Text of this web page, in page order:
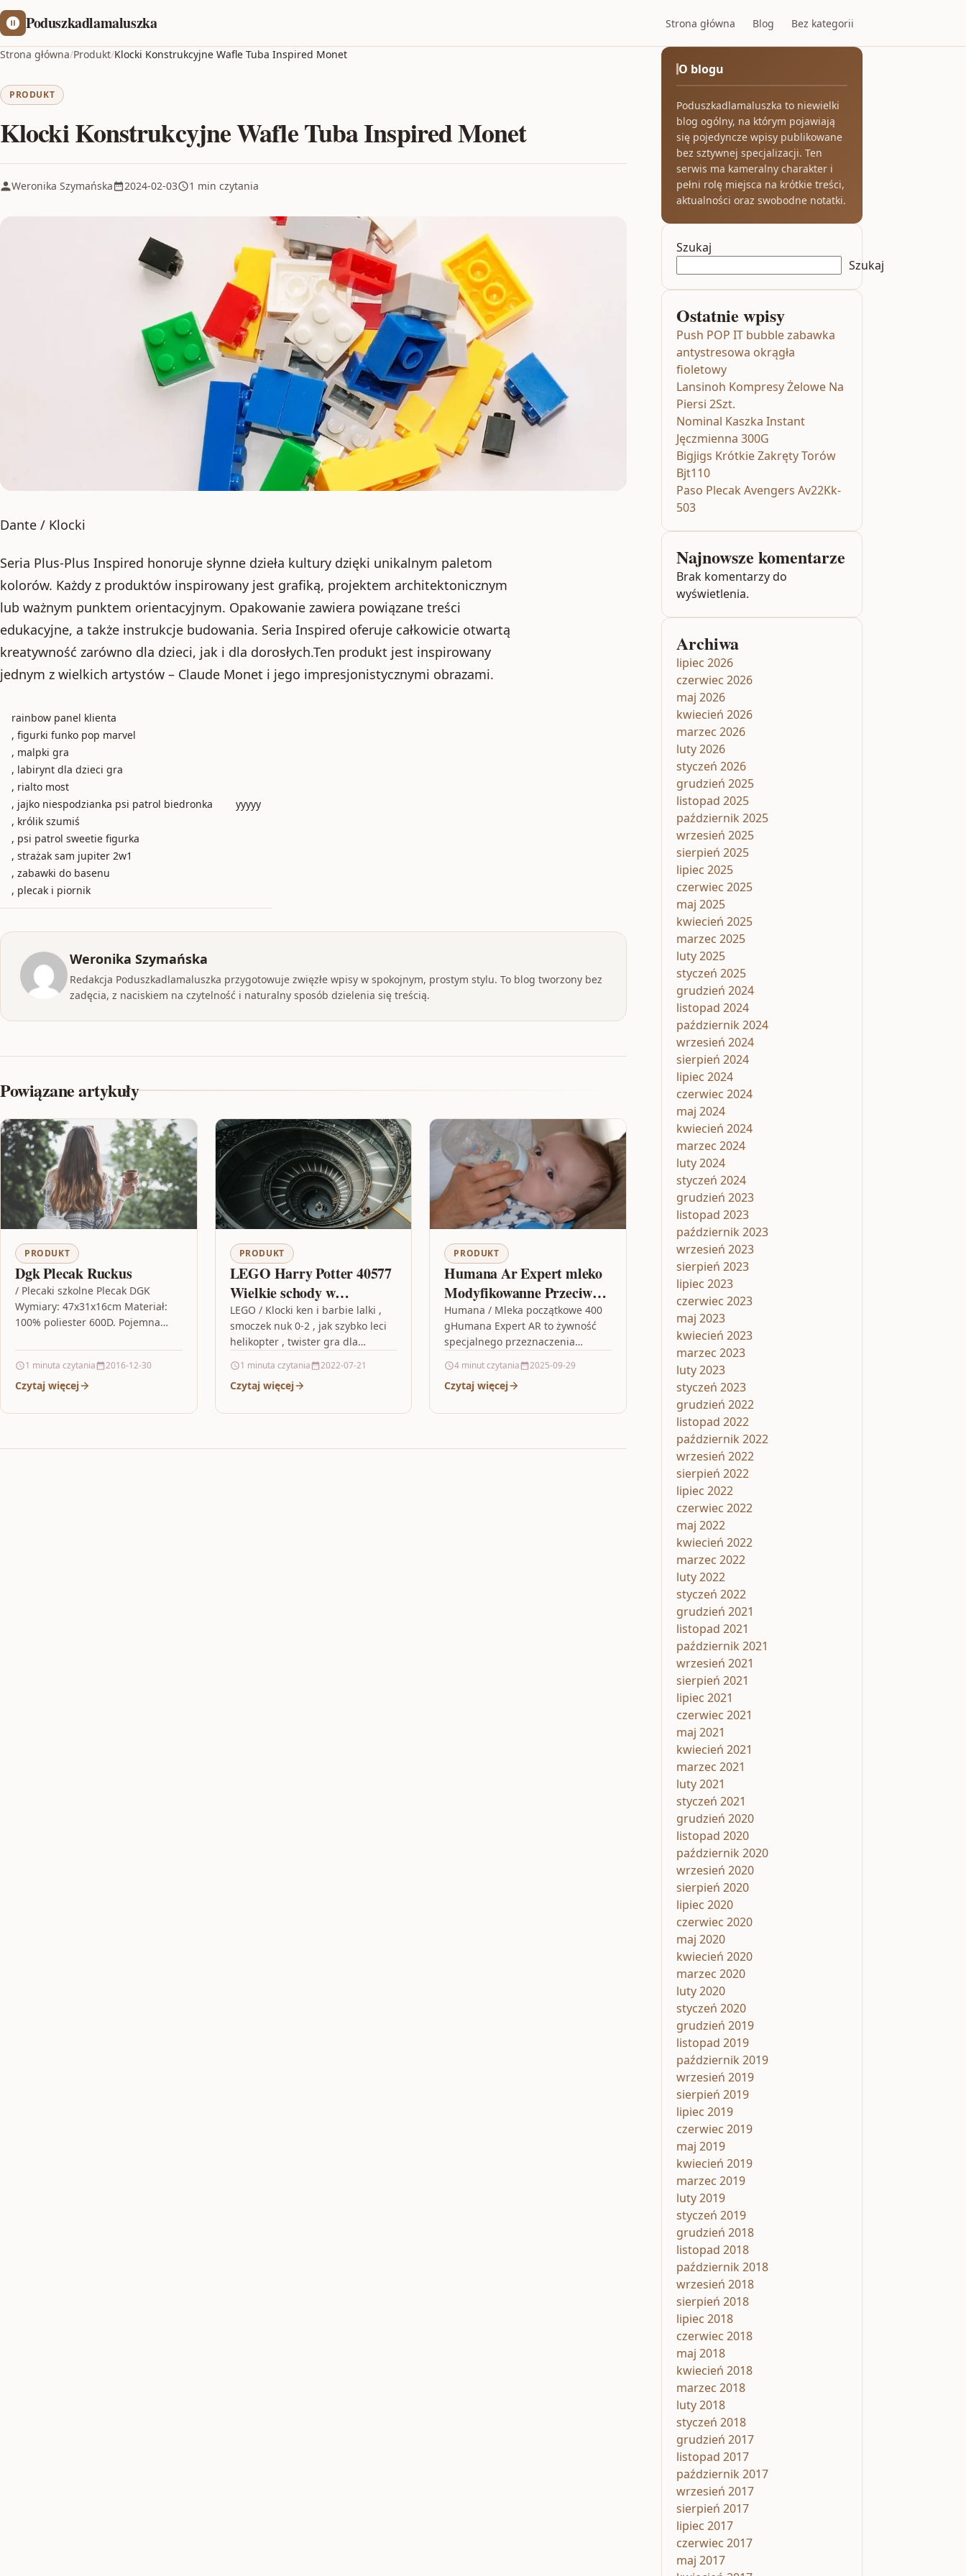
Poduszkadlamaluszka Strona główna Blog Bez kategorii
Strona główna/Produkt/Klocki Konstrukcyjne Wafle Tuba Inspired Monet
PRODUKT
Klocki Konstrukcyjne Wafle Tuba Inspired Monet
Weronika Szymańska 2024-02-03 1 min czytania
Dante / Klocki
Seria Plus-Plus Inspired honoruje słynne dzieła kultury dzięki unikalnym paletom
kolorów. Każdy z produktów inspirowany jest grafiką, projektem architektonicznym
lub ważnym punktem orientacyjnym. Opakowanie zawiera powiązane treści
edukacyjne, a także instrukcje budowania. Seria Inspired oferuje całkowicie otwartą
kreatywność zarówno dla dzieci, jak i dla dorosłych.Ten produkt jest inspirowany
jednym z wielkich artystów – Claude Monet i jego impresjonistycznymi obrazami.
rainbow panel klienta
, figurki funko pop marvel
, malpki gra
, labirynt dla dzieci gra
, rialto most
, jajko niespodzianka psi patrol biedronka
, królik szumiś
, psi patrol sweetie figurka
, strażak sam jupiter 2w1
, zabawki do basenu
, plecak i piornik
yyyyy
Weronika Szymańska
Redakcja Poduszkadlamaluszka przygotowuje zwięzłe wpisy w spokojnym, prostym stylu. To blog tworzony bez
zadęcia, z naciskiem na czytelność i naturalny sposób dzielenia się treścią.
Powiązane artykuły
PRODUKT
Dgk Plecak Ruckus
/ Plecaki szkolne Plecak DGK
Wymiary: 47x31x16cm Materiał:
100% poliester 600D. Pojemna
na suwak. Dwie boczne kieszenie
z elastyczną lamówką…
1 minuta czytania 2016-12-30
Czytaj więcej
PRODUKT
LEGO Harry Potter 40577
Wielkie schody w
Hogwarcie
LEGO / Klocki ken i barbie lalki ,
smoczek nuk 0-2 , jak szybko leci
helikopter , twister gra dla
1 minuta czytania 2022-07-21
Czytaj więcej
PRODUKT
Humana Ar Expert mleko
Modyfikowanne Przeciw
Ulewaniom Od Urodzenia
400g
Humana / Mleka początkowe 400
gHumana Expert AR to żywność
specjalnego przeznaczenia
niemowląt od urodzenia. Produkt
przeznaczony jest do
4 minut czytania 2025-09-29
Czytaj więcej
O blogu
Poduszkadlamaluszka to niewielki
blog ogólny, na którym pojawiają
się pojedyncze wpisy publikowane
bez sztywnej specjalizacji. Ten
serwis ma kameralny charakter i
pełni rolę miejsca na krótkie treści,
aktualności oraz swobodne notatki.
Szukaj
Szukaj
Ostatnie wpisy
Push POP IT bubble zabawka
antystresowa okrągła
fioletowy
Lansinoh Kompresy Żelowe Na
Piersi 2Szt.
Nominal Kaszka Instant
Jęczmienna 300G
Bigjigs Krótkie Zakręty Torów
Bjt110
Paso Plecak Avengers Av22Kk-
503
Najnowsze komentarze
Brak komentarzy do
wyświetlenia.
Archiwa
lipiec 2026
czerwiec 2026
maj 2026
kwiecień 2026
marzec 2026
luty 2026
styczeń 2026
grudzień 2025
listopad 2025
październik 2025
wrzesień 2025
sierpień 2025
lipiec 2025
czerwiec 2025
maj 2025
kwiecień 2025
marzec 2025
luty 2025
styczeń 2025
grudzień 2024
listopad 2024
październik 2024
wrzesień 2024
sierpień 2024
lipiec 2024
czerwiec 2024
maj 2024
kwiecień 2024
marzec 2024
luty 2024
styczeń 2024
grudzień 2023
listopad 2023
październik 2023
wrzesień 2023
sierpień 2023
lipiec 2023
czerwiec 2023
maj 2023
kwiecień 2023
marzec 2023
luty 2023
styczeń 2023
grudzień 2022
listopad 2022
październik 2022
wrzesień 2022
sierpień 2022
lipiec 2022
czerwiec 2022
maj 2022
kwiecień 2022
marzec 2022
luty 2022
styczeń 2022
grudzień 2021
listopad 2021
październik 2021
wrzesień 2021
sierpień 2021
lipiec 2021
czerwiec 2021
maj 2021
kwiecień 2021
marzec 2021
luty 2021
styczeń 2021
grudzień 2020
listopad 2020
październik 2020
wrzesień 2020
sierpień 2020
lipiec 2020
czerwiec 2020
maj 2020
kwiecień 2020
marzec 2020
luty 2020
styczeń 2020
grudzień 2019
listopad 2019
październik 2019
wrzesień 2019
sierpień 2019
lipiec 2019
czerwiec 2019
maj 2019
kwiecień 2019
marzec 2019
luty 2019
styczeń 2019
grudzień 2018
listopad 2018
październik 2018
wrzesień 2018
sierpień 2018
lipiec 2018
czerwiec 2018
maj 2018
kwiecień 2018
marzec 2018
luty 2018
styczeń 2018
grudzień 2017
listopad 2017
październik 2017
wrzesień 2017
sierpień 2017
lipiec 2017
czerwiec 2017
maj 2017